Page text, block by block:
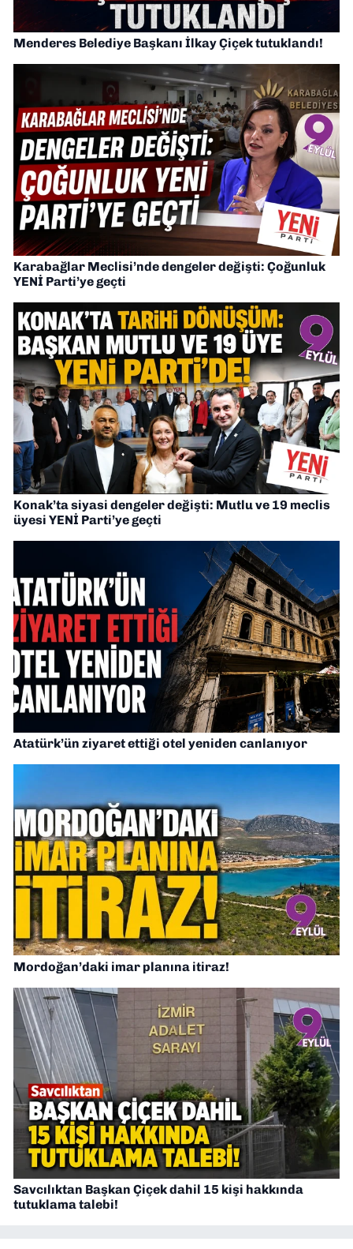
Menderes Belediye Başkanı İlkay Çiçek tutuklandı!
Karabağlar Meclisi’nde dengeler değişti: Çoğunluk
YENİ Parti’ye geçti
Konak’ta siyasi dengeler değişti: Mutlu ve 19 meclis
üyesi YENİ Parti’ye geçti
Atatürk’ün ziyaret ettiği otel yeniden canlanıyor
Mordoğan’daki imar planına itiraz!
Savcılıktan Başkan Çiçek dahil 15 kişi hakkında
tutuklama talebi!